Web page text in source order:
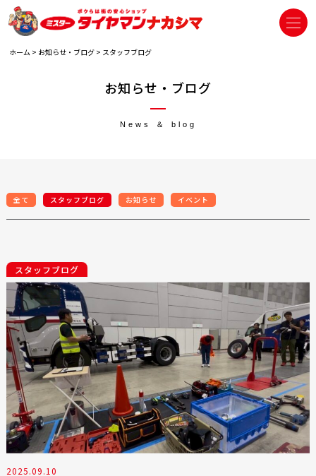
ホーム > お知らせ・ブログ > スタッフブログ
お知らせ・ブログ
News ＆ blog
全て スタッフブログ お知らせ イベント
スタッフブログ
2025.09.10